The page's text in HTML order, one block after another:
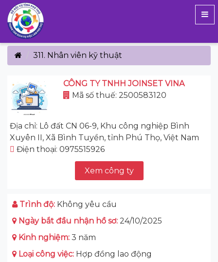
311. Nhân viên kỹ thuật
CÔNG TY TNHH JOINSET VINA
Mã số thuế: 2500583120
Địa chỉ: Lô đất CN 06-9, Khu công nghiệp Bình
Xuyên II, Xã Bình Tuyền, tỉnh Phú Thọ, Việt Nam
Điện thoại: 0975515926
Xem công ty
Trình độ: Không yêu cầu
Ngày bắt đầu nhận hồ sơ: 24/10/2025
Kinh nghiệm: 3 năm
Loại công việc: Hợp đồng lao động